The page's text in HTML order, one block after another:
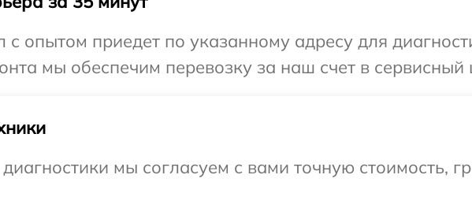
опытом приедет по указанному адресу для
мы обеспечим перевозку за наш счет в сервисный
мы согласуем с вами точную стоимость,